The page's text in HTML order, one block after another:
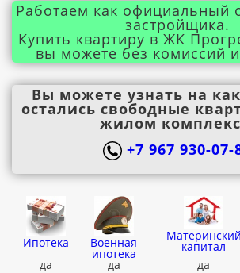
Работаем как официальный
застройщика.
Купить квартиру в ЖК
вы можете без комиссий
Вы можете узнать на
остались свободные
жилом
+7 967 930-07-
Ипотека Военная
ипотека
Материнский
капитал
да
да да